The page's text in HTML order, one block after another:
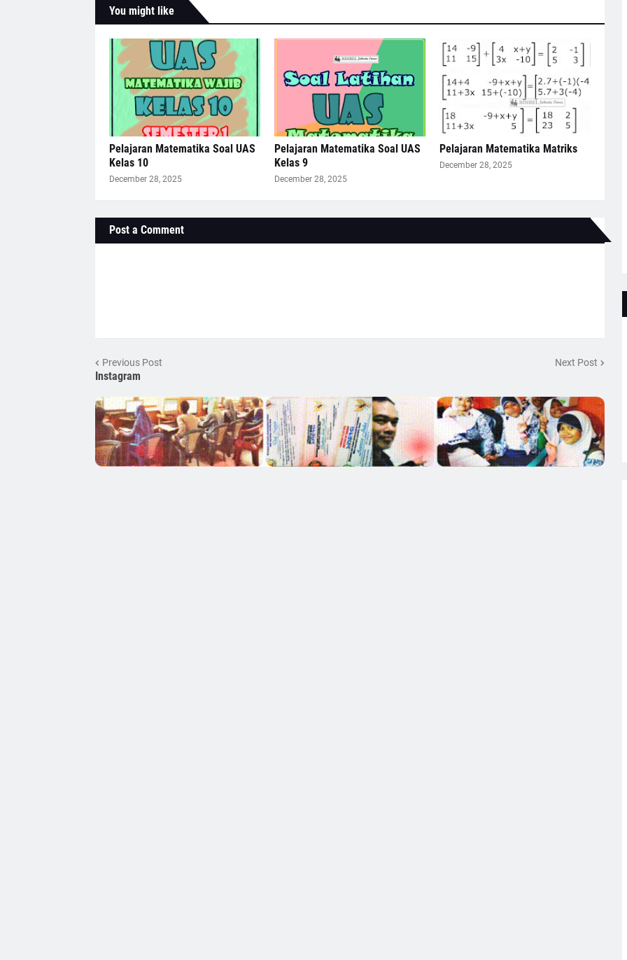
You might like
Pelajaran Matematika Soal UAS
Kelas 10
December 28, 2025
Pelajaran Matematika Soal UAS
Kelas 9
December 28, 2025
Pelajaran Matematika Matriks
December 28, 2025
Post a Comment
Previous Post Next Post
Instagram